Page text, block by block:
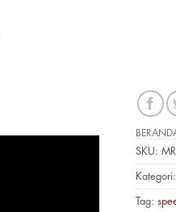
SKU:
Kategori:
Tag: